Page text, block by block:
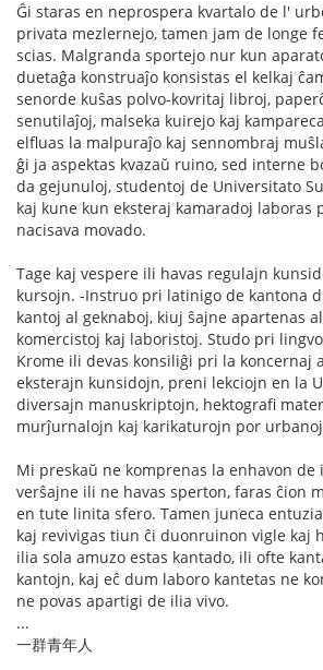
Ĝi staras en neprospera kvartalo de l'
privata mezlernejo, tamen jam de longe
scias. Malgranda sportejo nur kun
duetaĝa konstruaĵo konsistas el kelkaj
senorde kuŝas polvo-kovritaj libroj,
senutilaĵoj, malseka kuirejo kaj
elfluas la malpuraĵo kaj sennombraj
ĝi ja aspektas kvazaŭ ruino, sed interne
da gejunuloj, studentoj de Universitato
kaj kune kun eksteraj kamaradoj laboras
nacisava movado.
Tage kaj vespere ili havas regulajn
kursojn. -Instruo pri latinigo de kantona
kantoj al geknaboj, kiuj ŝajne apartenas
komercistoj kaj laboristoj. Studo pri
Krome ili devas konsiliĝi pri la koncernaj
eksterajn kunsidojn, preni lekciojn en la
diversajn manuskriptojn, hektografi
murĵurnalojn kaj karikaturojn por
Mi preskaŭ ne komprenas la enhavon de
verŝajne ili ne havas sperton, faras ĉion
en tute linita sfero. Tamen juneca
kaj revivigas tiun ĉi duonruinon vigle kaj
ilia sola amuzo estas kantado, ili ofte
kantojn, kaj eĉ dum laboro kantetas ne
ne povas apartigi de ilia vivo.
...
一群青年人